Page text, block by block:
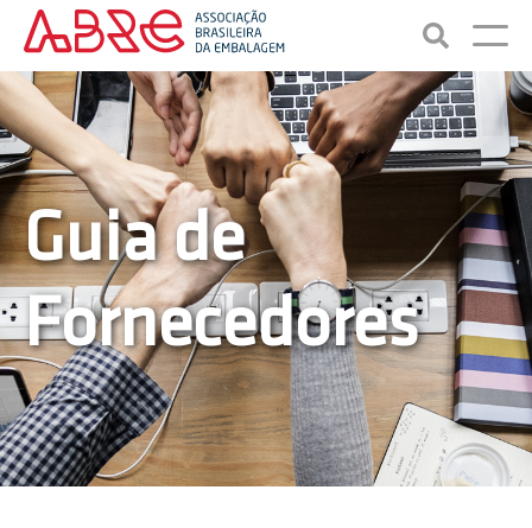
Guia de
Fornecedores